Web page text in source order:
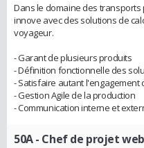
Dans le domaine des transports
innove avec des solutions de
voyageur.
- Garant de plusieurs produits
- Définition fonctionnelle des
- Satisfaire autant l'engagement
- Gestion Agile de la production
- Communication interne et
50A- Chef de projet web